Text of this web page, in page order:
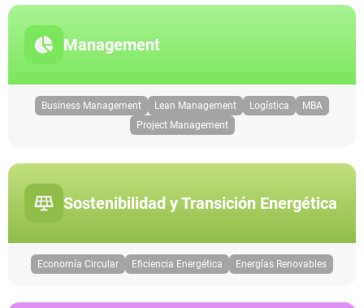
Management
Business Management Lean Management Logística
MBA
Project Management
Sostenibilidad y Transición Energética
Economía Circular Eficiencia Energética Energías Renovables